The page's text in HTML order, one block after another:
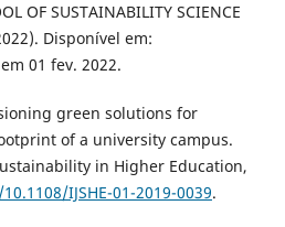
OF SUSTAINABILITY SCIENCE
Disponível em:
01 fev. 2022.
green solutions for
of a university campus.
in Higher Education,
IJSHE-01-2019-0039.